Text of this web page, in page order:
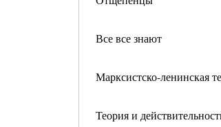
Все все знают
Марксистско-ленинская
Теория и